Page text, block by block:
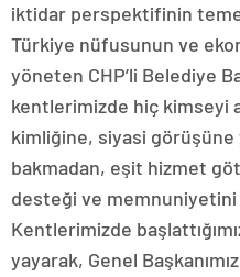
iktidar perspektifinin
Türkiye nüfusunun ve
yöneten CHP’li Belediye
kentlerimizde hiç kimseyi
kimliğine, siyasi görüşüne
bakmadan, eşit hizmet
desteği ve memnuniyetini
Kentlerimizde
yayarak, Genel